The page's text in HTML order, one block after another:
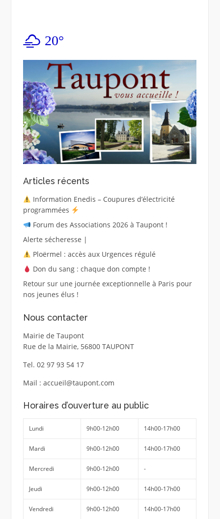
20°
Articles récents
Information Enedis – Coupures d’électricité
programmées
Forum des Associations 2026 à Taupont !
Alerte sécheresse |
Ploërmel : accès aux Urgences régulé
Don du sang : chaque don compte !
Retour sur une journée exceptionnelle à Paris pour
nos jeunes élus !
Nous contacter
Mairie de Taupont
Rue de la Mairie, 56800 TAUPONT
Tel. 02 97 93 54 17
Mail : accueil@taupont.com
Horaires d’ouverture au public
Lundi 9h00-12h00 14h00-17h00
Mardi 9h00-12h00 14h00-17h00
Mercredi 9h00-12h00 -
Jeudi 9h00-12h00 14h00-17h00
Vendredi 9h00-12h00 14h00-17h00